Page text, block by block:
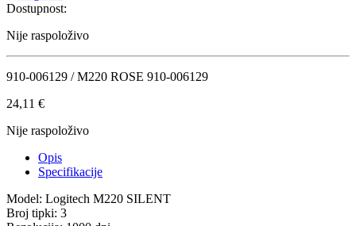
Dostupnost:
Nije raspoloživo
910-006129 / M220 ROSE 910-006129
24,11 €
Nije raspoloživo
Opis
Specifikacije
Model: Logitech M220 SILENT
Broj tipki: 3